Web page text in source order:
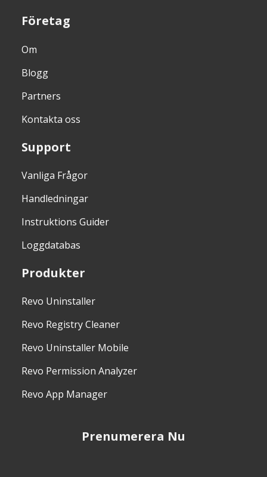
Företag
Om
Blogg
Partners
Kontakta oss
Support
Vanliga Frågor
Handledningar
Instruktions Guider
Loggdatabas
Produkter
Revo Uninstaller
Revo Registry Cleaner
Revo Uninstaller Mobile
Revo Permission Analyzer
Revo App Manager
Prenumerera Nu